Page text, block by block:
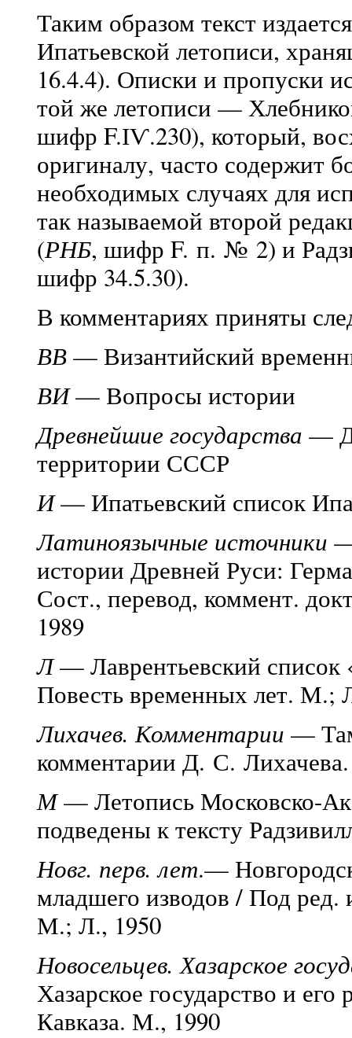
Таким образом текст
Ипатьевской летописи,
16.4.4). Описки и пропуски
той же летописи —
шифр F.ІѴ.230), который,
оригиналу, часто содержит
необходимых случаях для
так называемой второй
(РНБ, шифр F. п. № 2) и
шифр 34.5.30).
В комментариях приняты
ВВ— Византийский
ВИ— Вопросы истории
Древнейшие государства —
территории СССР
И— Ипатьевский список
Латиноязычные источники
истории Древней Руси:
Сост., перевод, коммент.
1989
Л— Лаврентьевский список
Повесть временных лет. М.;
Лихачев. Комментарии —
комментарии Д. С.
М— Летопись Московско-
подведены к тексту
Новг. перв. лет.—
младшего изводов / Под
М.; Л., 1950
Новосельцев. Хазарское
Хазарское государство и
Кавказа. М., 1990